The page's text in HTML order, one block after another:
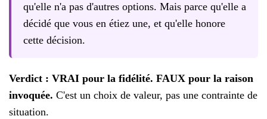
qu'elle n'a pas d'autres options. Mais parce qu'elle a
décidé que vous en étiez une, et qu'elle honore
cette décision.
Verdict : VRAI pour la fidélité. FAUX pour la raison
invoquée. C'est un choix de valeur, pas une contrainte de
situation.